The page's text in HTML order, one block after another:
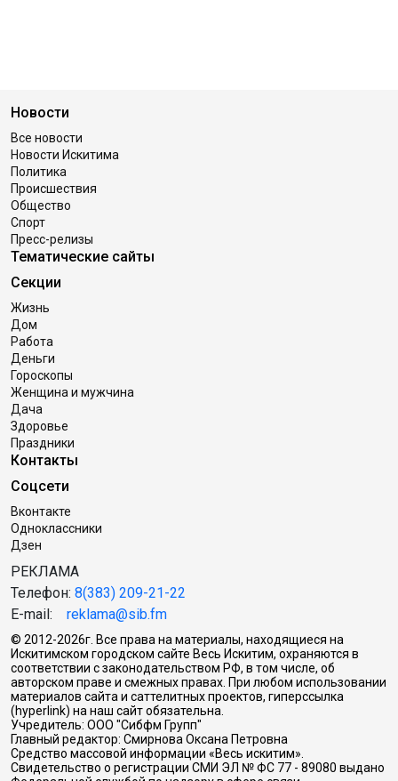
Новости
Все новости
Новости Искитима
Политика
Происшествия
Общество
Спорт
Пресс-релизы
Тематические сайты
Секции
Жизнь
Дом
Работа
Деньги
Гороскопы
Женщина и мужчина
Дача
Здоровье
Праздники
Контакты
Соцсети
Вконтакте
Одноклассники
Дзен
РЕКЛАМА
Телефон: 8(383) 209-21-22
E-mail: reklama@sib.fm
© 2012-2026г. Все права на материалы, находящиеся на
Искитимском городском сайте Весь Искитим, охраняются в
соответствии с законодательством РФ, в том числе, об
авторском праве и смежных правах. При любом использовании
материалов сайта и саттелитных проектов, гиперссылка
(hyperlink) на наш сайт обязательна.
Учредитель: ООО "Сибфм Групп"
Главный редактор: Смирнова Оксана Петровна
Средство массовой информации «Весь искитим».
Свидетельство о регистрации СМИ ЭЛ № ФС 77 - 89080 выдано